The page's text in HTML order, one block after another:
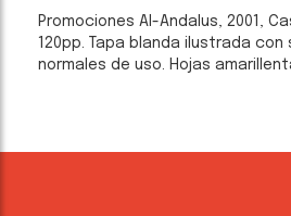
Promociones Al-Andalus, 2001,
120pp. Tapa blanda ilustrada
normales de uso. Hojas